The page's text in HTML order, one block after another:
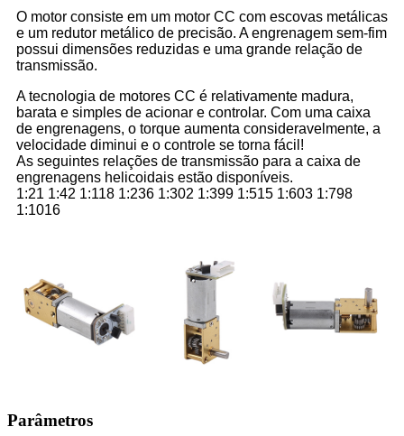
O motor consiste em um motor CC com escovas metálicas
e um redutor metálico de precisão. A engrenagem sem-fim
possui dimensões reduzidas e uma grande relação de
transmissão.
A tecnologia de motores CC é relativamente madura,
barata e simples de acionar e controlar. Com uma caixa
de engrenagens, o torque aumenta consideravelmente, a
velocidade diminui e o controle se torna fácil!
As seguintes relações de transmissão para a caixa de
engrenagens helicoidais estão disponíveis.
1:21 1:42 1:118 1:236 1:302 1:399 1:515 1:603 1:798
1:1016
Parâmetros